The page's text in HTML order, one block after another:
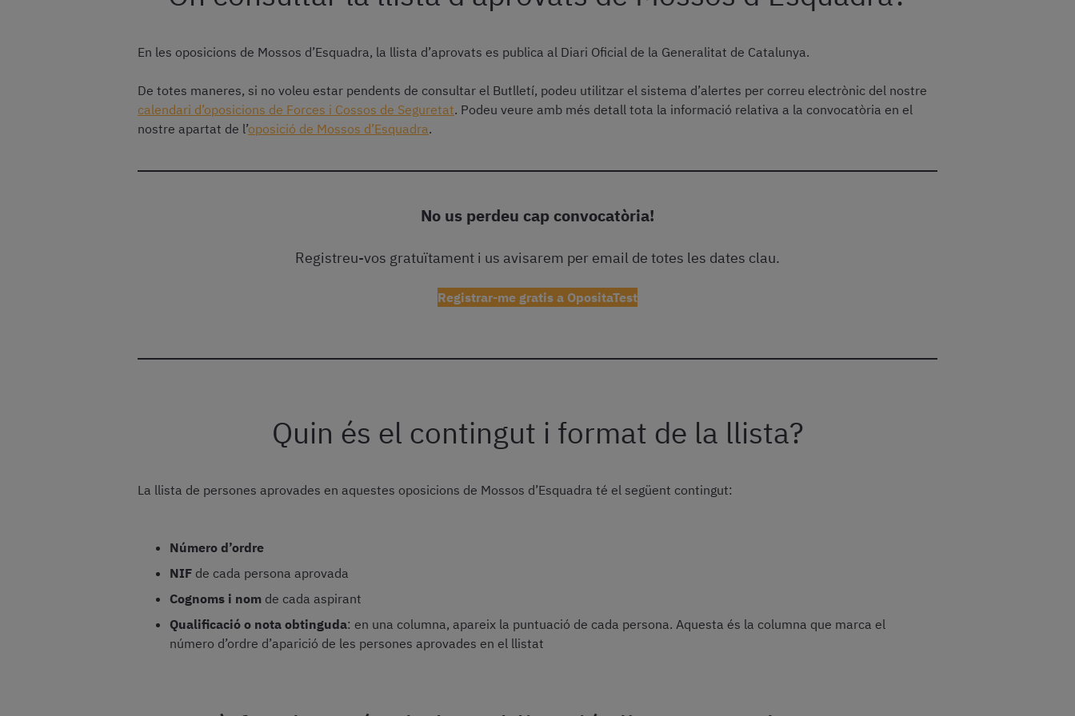
En les oposicions de Mossos d’Esquadra, la llista d’aprovats es publica al Diari Oficial de la Generalitat de Catalunya.
De totes maneres, si no voleu estar pendents de consultar el Butlletí, podeu utilitzar el sistema d’alertes per correu electrònic del nostre
calendari d’oposicions de Forces i Cossos de Seguretat. Podeu veure amb més detall tota la informació relativa a la convocatòria en el
nostre apartat de l’oposició de Mossos d’Esquadra.
No us perdeu cap convocatòria!
Registreu-vos gratuïtament i us avisarem per email de totes les dates clau.
Registrar-me gratis a OpositaTest
Quin és el contingut i format de la llista?
La llista de persones aprovades en aquestes oposicions de Mossos d’Esquadra té el següent contingut:
Número d’ordre
NIF de cada persona aprovada
Cognoms i nom de cada aspirant
Qualificació o nota obtinguda: en una columna, apareix la puntuació de cada persona. Aquesta és la columna que marca el
número d’ordre d’aparició de les persones aprovades en el llistat